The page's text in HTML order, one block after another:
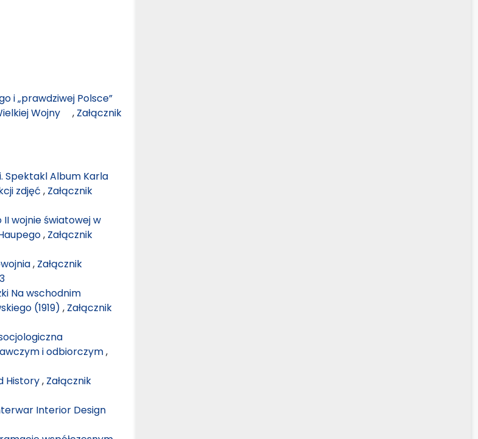
i „prawdziwej Polsce”
Wojny , Załącznik
Spektakl Album Karla
zdjęć , Załącznik
II wojnie światowej w
, Załącznik
, Załącznik
Na wschodnim
(1919) , Załącznik
i odbiorczym,
History, Załącznik
Interior Design